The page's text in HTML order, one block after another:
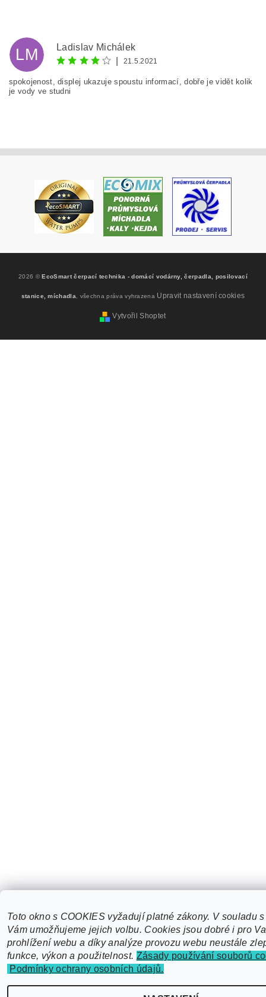
LM
Ladislav Michálek
21.5.2021
spokojenost, displej ukazuje spoustu informací, dobře je vidět kolik
je vody ve studni
2026 ©EcoSmart čerpací technika - domácí vodárny, čerpadla, posilovací
stanice, míchadla, všechna práva vyhrazena Upravit nastavení cookies
Vytvořil Shoptet
Toto okno s COOKIES vyžadují platné zákony. V souladu
Vám umožňujeme jejich volbu. Cookies jsou dobré i pro
prohlížení webu a díky analýze provozu webu neustále
funkce, výkon a použitelnost. Zásady používání souborů
Podmínky ochrany osobních údajů.